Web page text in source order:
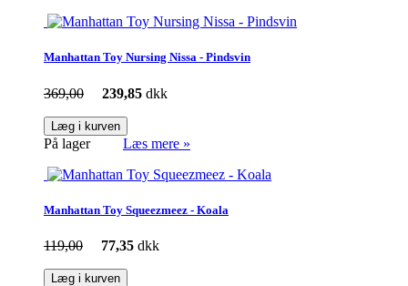
Manhattan Toy Nursing Nissa - Pindsvin
369,00 239,85 dkk
Læg i kurven
På lager Læs mere »
Manhattan Toy Squeezmeez - Koala
119,00 77,35 dkk
Læg i kurven